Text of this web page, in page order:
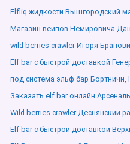
Elfliq жидкости Вышгородский
Магазин вейпов Немировича-
wild berries crawler Игоря
Elf bar с быстрой доставкой
под система эльф бар Бортничи,
Заказать elf bar онлайн
Wild berries crawler Деснянский
Elf bar с быстрой доставкой